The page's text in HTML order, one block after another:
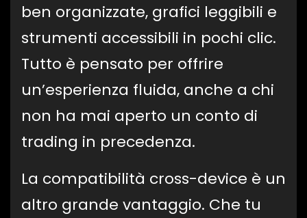
ben organizzate, grafici leggibili e
strumenti accessibili in pochi clic.
Tutto è pensato per offrire
un’esperienza fluida, anche a chi
non ha mai aperto un conto di
trading in precedenza.
La compatibilità cross-device è un
altro grande vantaggio. Che tu